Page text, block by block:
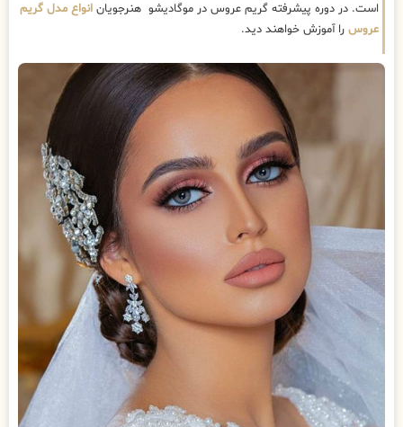
است. در دوره پیشرفته گریم عروس در موگادیشو هنرجویان انواع مدل گریم
عروس را آموزش خواهند دید.